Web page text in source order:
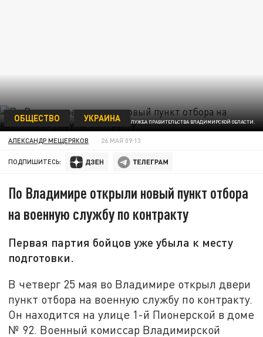
ФОТО ПРЕСС-СЛУЖБА ПРАВИТЕЛЬСТВА ВЛАДИМИРСКОЙ ОБЛАСТИ.
ОБЩЕСТВО УКРАИНА
АЛЕКСАНДР МЕЩЕРЯКОВ 26 МАЯ 09:13
ПОДПИШИТЕСЬ:
По Владимире открыли новый пункт отбора
на военную службу по контракту
Первая партия бойцов уже убыла к месту
подготовки.
В четверг 25 мая во Владимире открыл двери
пункт отбора на военную службу по контракту.
Он находится на улице 1-й Пионерской в доме
№ 92. Военный комиссар Владимирской